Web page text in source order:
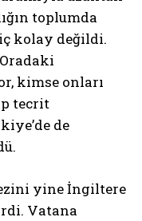
toplumda
kolay değildi.
kimse onları
tecrit
de
yine İngiltere
Vatana